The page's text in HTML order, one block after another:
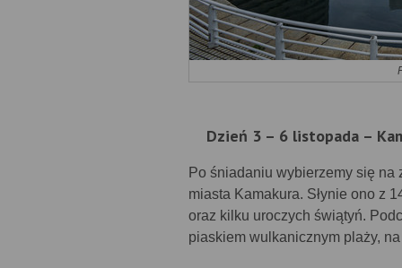
Dzień 3 – 6 listopada –
Po śniadaniu wybierzemy się
miasta Kamakura. Słynie ono z
oraz kilku uroczych świątyń.
piaskiem wulkanicznym plaży,